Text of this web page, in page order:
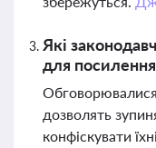
Які
для посилення
дозволять
конфіскувати